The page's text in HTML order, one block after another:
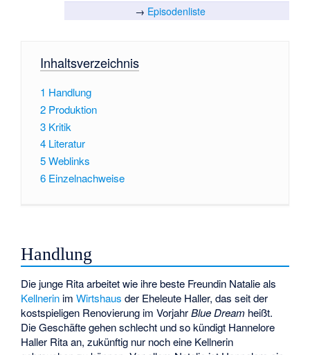
→ Episodenliste
Inhaltsverzeichnis
1 Handlung
2 Produktion
3 Kritik
4 Literatur
5Weblinks
6 Einzelnachweise
Handlung
Die junge Rita arbeitet wie ihre beste Freundin Natalie als
Kellnerin imWirtshaus der Eheleute Haller, das seit der
kostspieligen Renovierung im VorjahrBlue Dream heißt.
Die Geschäfte gehen schlecht und so kündigt Hannelore
Haller Rita an, zukünftig nur noch eine Kellnerin